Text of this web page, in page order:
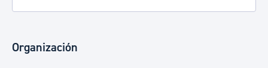
Organización